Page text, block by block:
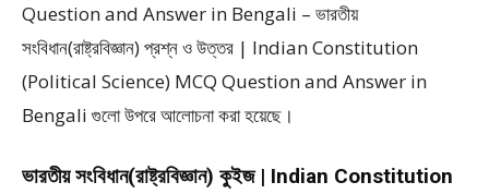
Question and Answer in Bengali – ভারতীয়
সংবিধান(রাষ্ট্রবিজ্ঞান) প্রশ্ন ও উত্তর | Indian Constitution
(Political Science) MCQ Question and Answer in
Bengali গুলো উপরে আলোচনা করা হয়েছে।
ভারতীয় সংবিধান(রাষ্ট্রবিজ্ঞান) কুইজ | Indian Constitution